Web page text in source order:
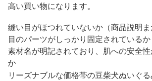
高い買い物になります。
縫い目がほつれていないか（商品説明ま
目のパーツがしっかり固定されているか
素材名が明記されており、肌への安全
か
リーズナブルな価格帯の豆柴犬ぬいぐ